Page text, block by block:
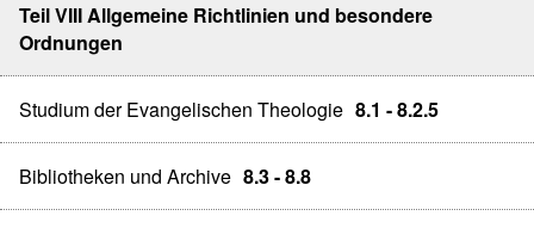
Teil VIII Allgemeine Richtlinien und besondere
Ordnungen
Studium der Evangelischen Theologie 8.1 - 8.2.5
Bibliotheken und Archive 8.3 - 8.8